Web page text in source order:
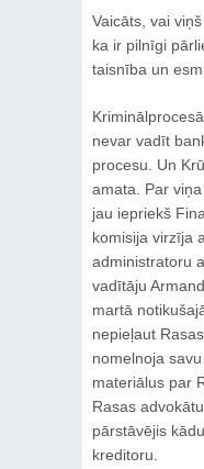
Vaicāts, vai
ka ir pilnīgi
taisnība un
nevar vadīt
procesu. Un
amata. Par
jau iepriekš
komisija virzīja
administratoru
vadītāju
martā
nepieļaut
nomelnoja
materiālus par
Rasas
pārstāvējis
kreditoru.